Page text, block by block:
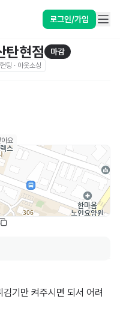
로그인/가입
탄현점
마감
팅 · 아웃소싱
요
기만 켜주시면 되서 어려